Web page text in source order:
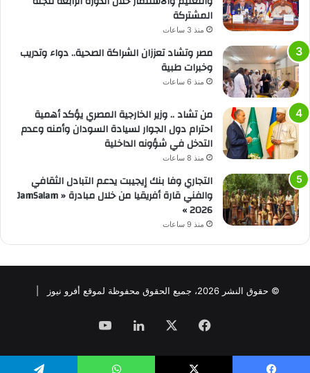
المشتركة
منذ 3 ساعات
مصر وتشاد تعززان الشراكة الصحية.. دواء وتدريب
وخبرات طبية
منذ 6 ساعات
من تشاد .. وزير الخارجية المصري يؤكد أهمية
احترام دول الجوار لسيادة السودان وأمنه وعدم
التدخل في شؤونه الداخلية
منذ 8 ساعات
التجاري وفا بنك إيجيبت يدعم التبادل الثقافي
والفني قارة أفريقيا من خلال مبادرة « JamSalam
2026 »
منذ 9 ساعات
© حقوق النشر 2026، جميع الحقوق محفوظة لموقع أفرو نيوز |
فيسبوك لينكدإن